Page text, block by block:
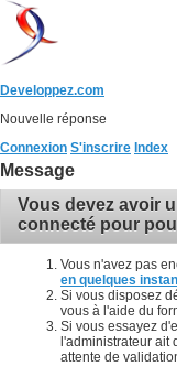
Developpez.com
Nouvelle réponse
Connexion S'inscrire Index
Message
Vous devez avoir
connecté pour
Vous n'avez pas
en quelques
Si vous disposez
vous à l'aide du
Si vous essayez
l'administrateur ait
attente de